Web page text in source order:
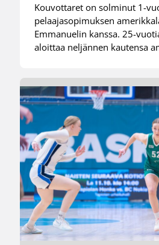
Kouvottaret on solminut 1-
pelaajasopimuksen
Emmanuelin kanssa. 25-
aloittaa neljännen kautensa